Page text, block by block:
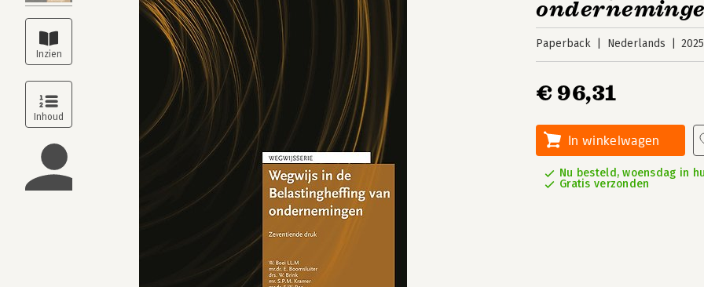
Paperback Nederlands 2025
€ 96,31
In winkelwagen
Nu besteld, woensdag in
Gratis verzonden